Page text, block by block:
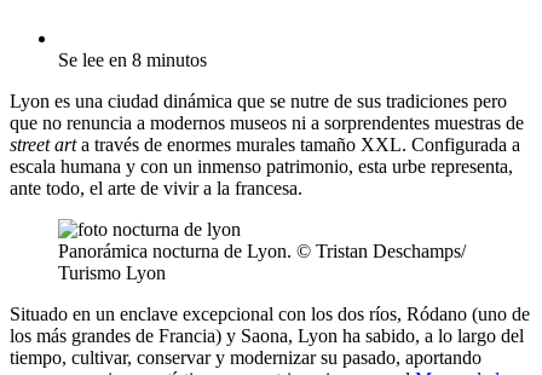
Se lee en 8 minutos
Lyon es una ciudad dinámica que se nutre de sus tradiciones pero
que no renuncia a modernos museos ni a sorprendentes muestras de
street arta través de enormes murales tamaño XXL. Configurada a
escala humana y con un inmenso patrimonio, esta urbe representa,
ante todo, el arte de vivir a la francesa.
Panorámica nocturna de Lyon. © Tristan Deschamps/
Turismo Lyon
Situado en un enclave excepcional con los dos ríos, Ródano (uno de
los más grandes de Francia) y Saona, Lyon ha sabido, a lo largo del
tiempo, cultivar, conservar y modernizar su pasado, aportando